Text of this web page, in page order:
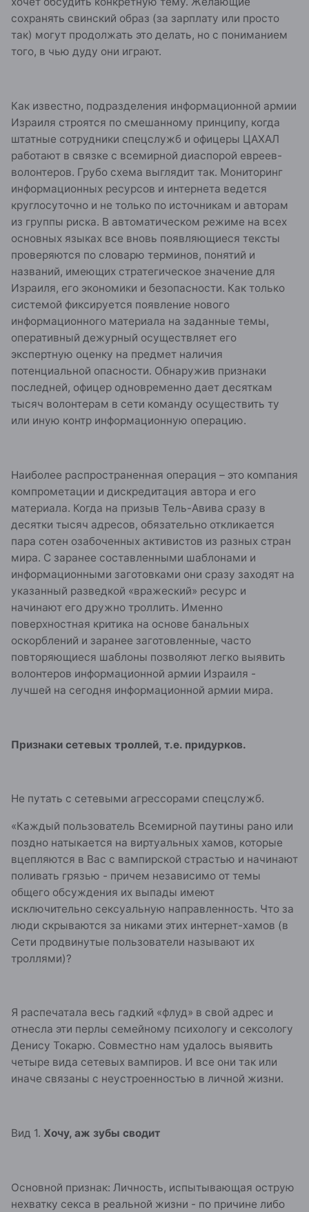
сохранять свинский образ (за зарплату или просто
так) могут продолжать это делать, но с пониманием
того, в чью дуду они играют.
Как известно, подразделения информационной армии
Израиля строятся по смешанному принципу, когда
штатные сотрудники спецслужб и офицеры ЦАХАЛ
работают в связке с всемирной диаспорой евреев-
волонтеров. Грубо схема выглядит так. Мониторинг
информационных ресурсов и интернета ведется
круглосуточно и не только по источникам и авторам
из группы риска. В автоматическом режиме на всех
основных языках все вновь появляющиеся тексты
проверяются по словарю терминов, понятий и
названий, имеющих стратегическое значение для
Израиля, его экономики и безопасности. Как только
системой фиксируется появление нового
информационного материала на заданные темы,
оперативный дежурный осуществляет его
экспертную оценку на предмет наличия
потенциальной опасности. Обнаружив признаки
последней, офицер одновременно дает десяткам
тысяч волонтерам в сети команду осуществить ту
или иную контр информационную операцию.
Наиболее распространенная операция – это компания
компрометации и дискредитация автора и его
материала. Когда на призыв Тель-Авива сразу в
десятки тысяч адресов, обязательно откликается
пара сотен озабоченных активистов из разных стран
мира. С заранее составленными шаблонами и
информационными заготовками они сразу заходят на
указанный разведкой «вражеский» ресурс и
начинают его дружно троллить. Именно
поверхностная критика на основе банальных
оскорблений и заранее заготовленные, часто
повторяющиеся шаблоны позволяют легко выявить
волонтеров информационной армии Израиля -
лучшей на сегодня информационной армии мира.
Признаки сетевых троллей, т.е. придурков.
Не путать с сетевыми агрессорами спецслужб.
«Каждый пользователь Всемирной паутины рано или
поздно натыкается на виртуальных хамов, которые
вцепляются в Вас с вампирской страстью и начинают
поливать грязью - причем независимо от темы
общего обсуждения их выпады имеют
исключительно сексуальную направленность. Что за
люди скрываются за никами этих интернет-хамов (в
Сети продвинутые пользователи называют их
троллями)?
Я распечатала весь гадкий «флуд» в свой адрес и
отнесла эти перлы семейному психологу и сексологу
Денису Токарю. Совместно нам удалось выявить
четыре вида сетевых вампиров. И все они так или
иначе связаны с неустроенностью в личной жизни.
Вид 1. Хочу, аж зубы сводит
Основной признак: Личность, испытывающая острую
нехватку секса в реальной жизни - по причине либо